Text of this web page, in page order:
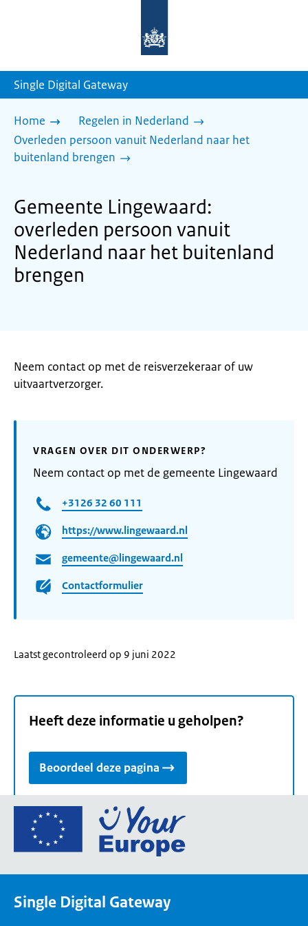
homepage
Single Digital Gateway
Home
Regelen in Nederland
Overleden persoon vanuit Nederland naar het
buitenland brengen
Gemeente Lingewaard:
overleden persoon vanuit
Nederland naar het buitenland
brengen
Neem contact op met de reisverzekeraar of uw
uitvaartverzorger.
VRAGEN OVER DIT ONDERWERP?
Neem contact op met de gemeente Lingewaard
+3126 32 60 111
https://www.lingewaard.nl
gemeente@lingewaard.nl
Contactformulier
Laatst gecontroleerd op 9 juni 2022
Heeft deze informatie u geholpen?
Beoordeel deze pagina
Ga
de
Single Digital Gateway